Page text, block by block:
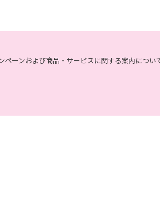
などの検討のためのお客様アンケート調査の実施
込みをお願いします。推奨以外の環境によって発生
にお断り無く削除させていただく場合がございま
「ご利用にあたって」を参照ください。
ペーンおよび商品・サービスに関する案内につ